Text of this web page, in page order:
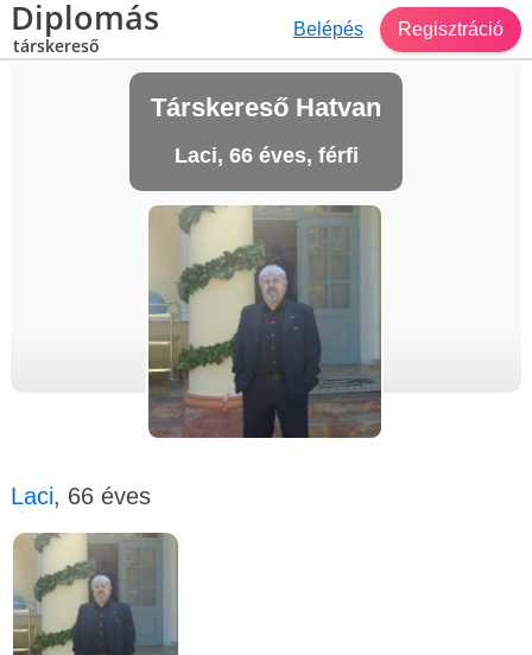
Diplomás
társkereső
Belépés Regisztráció
Társkereső Hatvan
Laci, 66 éves, férfi
Laci, 66 éves